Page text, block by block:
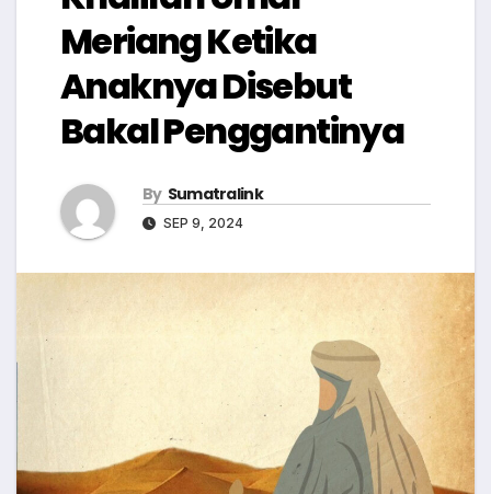
Meriang Ketika
Anaknya Disebut
Bakal Penggantinya
By Sumatralink
SEP 9, 2024